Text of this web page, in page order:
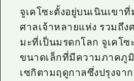
คำถามที่พบบ่อย
ดาวน์โหลดรูปภ
ข้อมูลการขนส่ง
จูเคโซะตั้งอยู่บนเนินเขา
ศาลเจ้าหลายแห่ง รวมถึง
มะที่เป็นมรดกโลก จูเคโซ
ขนาดเล็กที่มีความภาคภู
เซกิตามฤดูกาลซึ่งปรุงจา